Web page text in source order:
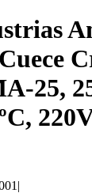
25,
|